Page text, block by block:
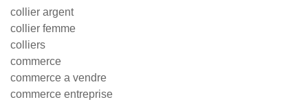
collier argent
collier femme
colliers
commerce
commerce a vendre
commerce entreprise